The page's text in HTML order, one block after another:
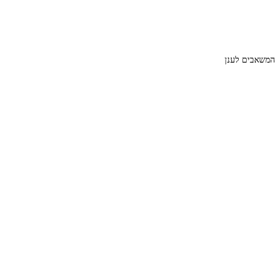
המשאבים לענן